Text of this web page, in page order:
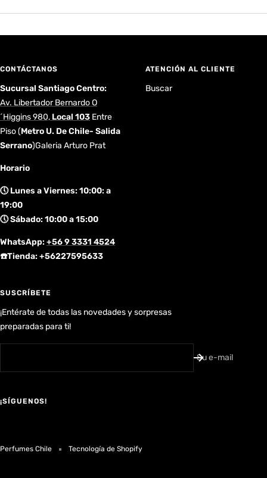
CONTÁCTANOS
Sucursal Santiago Centro:
Av. Libertador Bernardo O
´Higgins 980, Local 103 Entre
Piso(Metro U. De Chile- Salida
Serrano)Galeria Arturo Prat
Horario
🕔 Lunes a Viernes: 10:00: a
19:00
🕔 Sábado: 10:00 a 15:00
WhatsApp:+56 9 3331 4524
☎️Tienda: +56227595633
ATENCIÓN AL CLIENTE
Buscar
SUSCRÍBETE
¡Entérate de todas las novedades y sorpresas
preparadas para ti!
Su e-mail
¡SÍGUENOS!
Perfumes Chile Tecnología de Shopify